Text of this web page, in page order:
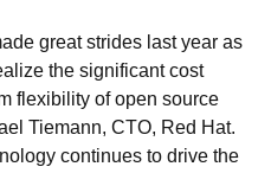
great strides last year as
the significant cost
flexibility of open source
Tiemann, CTO, Red Hat.
continues to drive the